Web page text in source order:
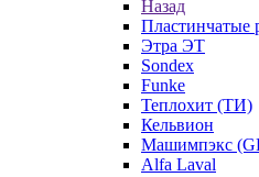
Назад
Пластинчатые
Этра ЭТ
Sondex
Funke
Теплохит (ТИ)
Кельвион
Машимпэкс
Alfa Laval